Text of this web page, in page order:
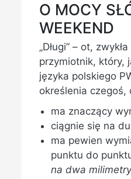
O MOCY
WEEKEND
„Długi” – ot,
przymiotnik, który,
języka polskiego
określenia czegoś,
ma znaczący
ciągnie się na
ma pewien
punktu do
na dwa